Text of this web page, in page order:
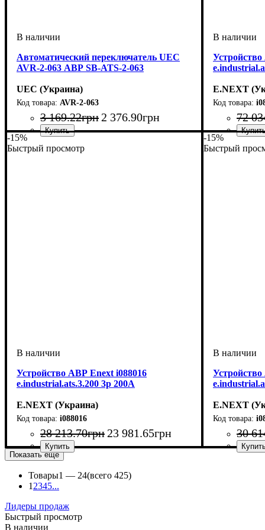
Автоматический переключатель UEC
AVR-2-063 АВР SB-ATS-2-063
UEC (Украина)
AVR-2-063
3 169.22грн 2 376.90грн
Устройство
Номинальный ток, А
Количество полюсов
E.NEXT
72
Устройство
Количество
Серия
-15%
Быстрый просмотр
Устройство АВР Enext i088016
e.industrial.ats.3.200 3p 200А
E.NEXT (Украина)
i088016
28 213.70грн 23 981.65грн
Устройство : переключатель нагрузки
Номинальный ток, А
Количество полюсов
Отключающая способность, kA
Серия : e.industrial
-15%
Быстрый
E.NEXT
30
Показать еще
Товары1 — 24(всего 425)
1 2345...
Лидеры продаж
Быстрый просмотр